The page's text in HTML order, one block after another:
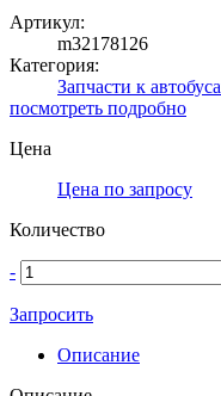
Артикул:
m32178126
Категория:
Запчасти к
посмотреть подробно
Цена
Цена по запросу
Количество
-
Запросить
Описание